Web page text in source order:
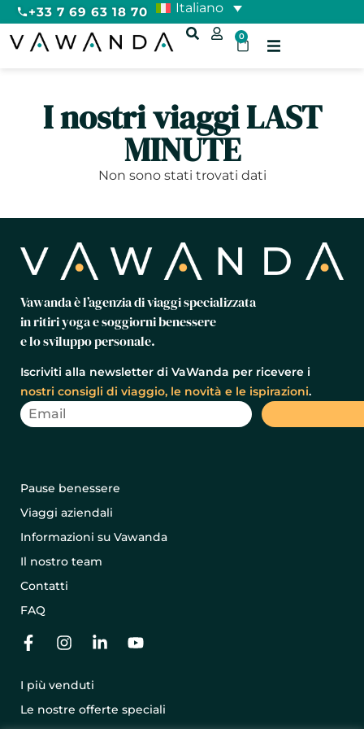
+33 7 69 63 18 70 Italiano
0
I nostri viaggi LAST
MINUTE
Non sono stati trovati dati
Vawanda è l’agenzia di viaggi specializzata
in ritiri yoga e soggiorni benessere
e lo sviluppo personale.
Iscriviti alla newsletter di VaWanda per ricevere i
nostri consigli di viaggio, le novità e le ispirazioni.
Pause benessere
Viaggi aziendali
Informazioni su Vawanda
Il nostro team
Contatti
FAQ
I più venduti
Le nostre offerte speciali